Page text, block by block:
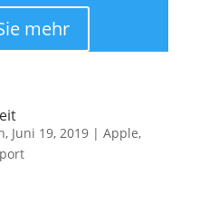
mehr
Juni 19, 2019| Apple,